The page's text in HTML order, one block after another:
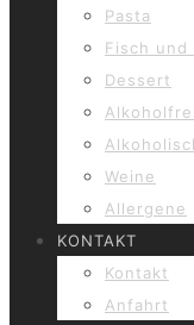
Pasta
Fisch und
Dessert
Weine
Allergene
KONTAKT
Kontakt
Anfahrt